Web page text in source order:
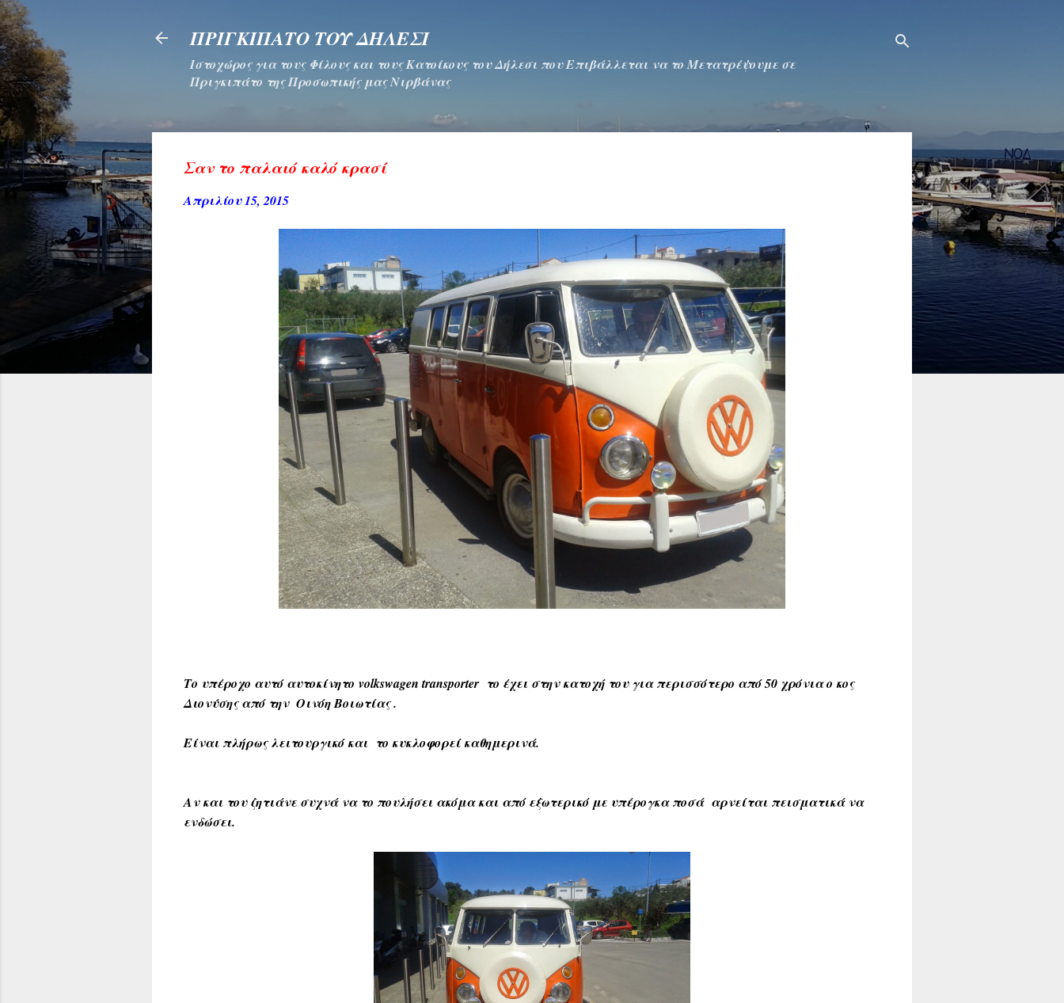
ΠΡΙΓΚΙΠΑΤΟ ΤΟΥ ΔΗΛΕΣΙ
Ιστοχώρος για τους Φίλους και τους Κατοίκους του Δήλεσι που Επιβάλλεται να το Μετατρέψουμε σε
Πριγκιπάτο της Προσωπικής μας Νιρβάνας
Σαν το παλαιό καλό κρασί
Απριλίου 15, 2015
Το υπέροχο αυτό αυτοκίνητο volkswagen transporter το έχει στην κατοχή του για περισσότερο από 50 χρόνια ο κος
Διονύσης από την Οινόη Βοιωτίας .
Είναι πλήρως λειτουργικό και το κυκλοφορεί καθημερινά.
Αν και του ζητιάνε συχνά να το πουλήσει ακόμα και από εξωτερικό με υπέρογκα ποσά αρνείται πεισματικά να
ενδώσει.